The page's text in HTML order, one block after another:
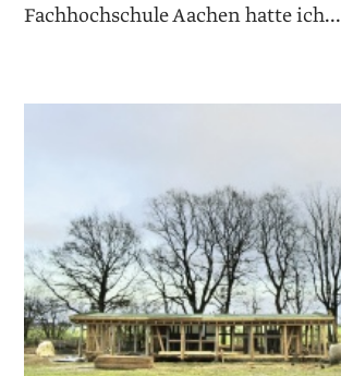
Fachhochschule Aachen hatte ich...